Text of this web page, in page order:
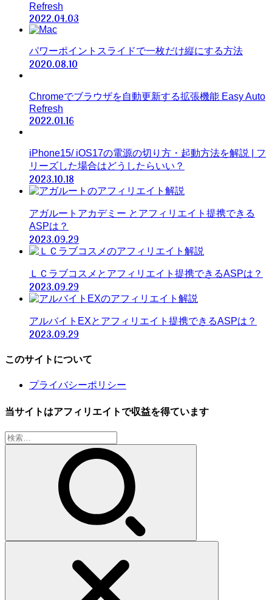
Refresh
2022.04.03
パワーポイントスライドで一枚だけ縦にする方法
2020.08.10
Chromeでブラウザを自動更新する拡張機能 Easy Auto
Refresh
2022.01.16
iPhone15/ iOS17の電源の切り方・起動方法を解説 | フ
リーズした場合はどうしたらいい？
2023.10.18
アガルートアカデミー とアフィリエイト提携できる
ASPは？
2023.09.29
ＬＣラブコスメとアフィリエイト提携できるASPは？
2023.09.29
アルバイトEXとアフィリエイト提携できるASPは？
2023.09.29
このサイトについて
プライバシーポリシー
当サイトはアフィリエイトで収益を得ています
検
索: